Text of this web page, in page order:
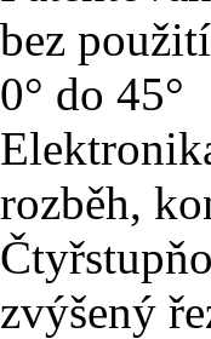
bez
0° do 45°
rozběh,
zvýšený